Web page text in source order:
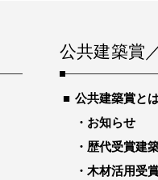
公共建築賞
公共建築賞と
お知らせ
歴代受賞建
木材活用受